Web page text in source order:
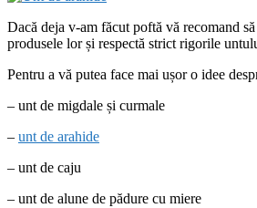
Dacă deja v-am făcut poftă vă recomand
produsele lor și respectă strict rigorile
Pentru a vă putea face mai ușor o idee
– unt de migdale și curmale
– unt de arahide
– unt de caju
– unt de alune de pădure cu miere